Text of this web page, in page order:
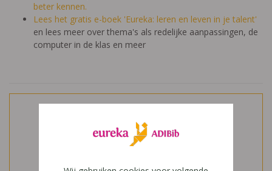
beter kennen.
Lees het gratis e-boek 'Eureka: leren en leven in je talent'
en lees meer over thema's als redelijke aanpassingen, de
computer in de klas en meer